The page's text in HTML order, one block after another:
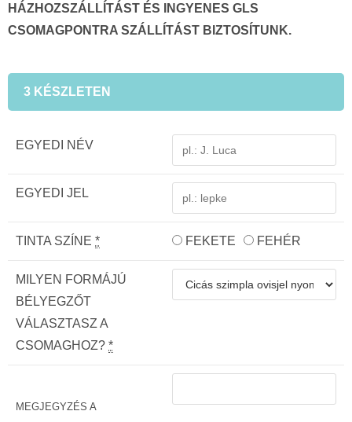
HÁZHOZSZÁLLÍTÁST ÉS INGYENES GLS
CSOMAGPONTRA SZÁLLÍTÁST BIZTOSÍTUNK.
3 KÉSZLETEN
EGYEDI NÉV
EGYEDI JEL
TINTA SZÍNE * FEKETE FEHÉR
MILYEN FORMÁJÚ
BÉLYEGZŐT
VÁLASZTASZ A
CSOMAGHOZ? *
MEGJEGYZÉS A